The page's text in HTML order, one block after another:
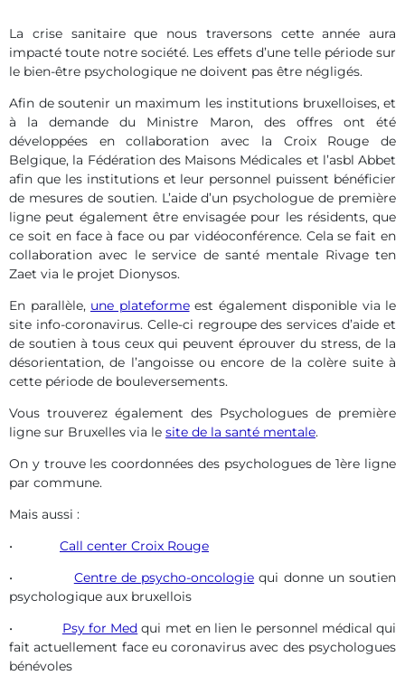
La crise sanitaire que nous traversons cette année aura
impacté toute notre société. Les effets d’une telle période sur
le bien-être psychologique ne doivent pas être négligés.
Afin de soutenir un maximum les institutions bruxelloises, et
à la demande du Ministre Maron, des offres ont été
développées en collaboration avec la Croix Rouge de
Belgique, la Fédération des Maisons Médicales et l’asbl Abbet
afin que les institutions et leur personnel puissent bénéficier
de mesures de soutien. L’aide d’un psychologue de première
ligne peut également être envisagée pour les résidents, que
ce soit en face à face ou par vidéoconférence. Cela se fait en
collaboration avec le service de santé mentale Rivage ten
Zaet via le projet Dionysos.
En parallèle, une plateformeest également disponible via le
site info-coronavirus. Celle-ci regroupe des services d’aide et
de soutien à tous ceux qui peuvent éprouver du stress, de la
désorientation, de l’angoisse ou encore de la colère suite à
cette période de bouleversements.
Vous trouverez également des Psychologues de première
ligne sur Bruxelles via le site de la santé mentale.
On y trouve les coordonnées des psychologues de 1ère ligne
par commune.
Mais aussi :
• Call center Croix Rouge
• Centre de psycho-oncologie qui donne un soutien
psychologique aux bruxellois
• Psy for Med qui met en lien le personnel médical qui
fait actuellement face eu coronavirus avec des psychologues
bénévoles